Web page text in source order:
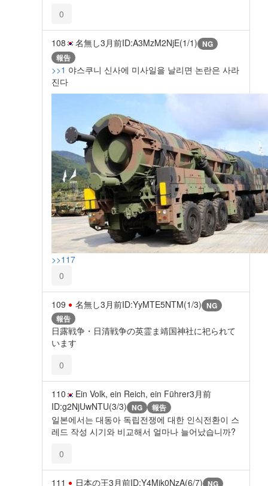
0
108 名無し3月前ID:A3MzM2NjE(1/1) NG
報告
>>1 야스쿠니 신사에 미사일을 날리면 논란은 사라
진다
>>117
0
109 名無し3月前ID:YyMTE5NTM(1/3) NG
報告
日露戦争・日清戦争の英霊ま靖国神社に祀られて
います
0
110 Ein Volk, ein Reich, ein Führer3月前
ID:g2NjUwNTU(3/3) NG 報告
일본에서는 대동아 독립전쟁에 대한 인식전환이 스
레드 작성 시기와 비교해서 얼마나 늘어났습니까?
0
111 日本の王3月前ID:Y4Mjk0NzA(6/7) NG